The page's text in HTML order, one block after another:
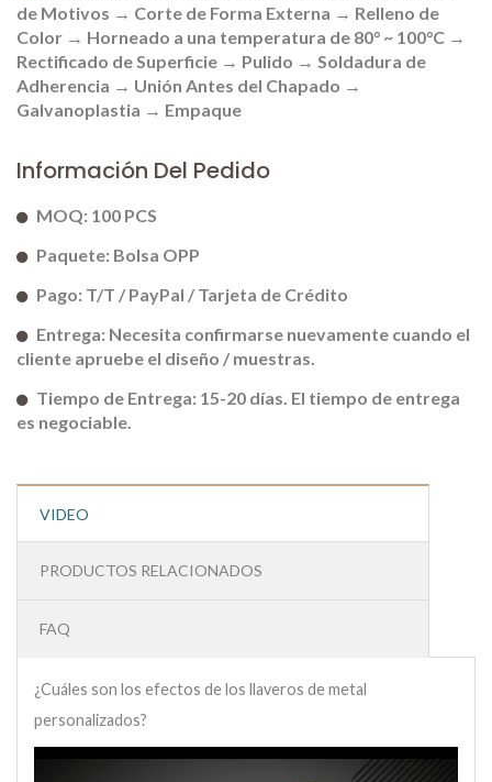
de Motivos → Corte de Forma Externa → Relleno de
Color → Horneado a una temperatura de 80° ~ 100°C →
Rectificado de Superficie → Pulido → Soldadura de
Adherencia → Unión Antes del Chapado →
Galvanoplastia → Empaque
Información Del Pedido
MOQ: 100 PCS
Paquete: Bolsa OPP
Pago: T/T / PayPal / Tarjeta de Crédito
Entrega: Necesita confirmarse nuevamente cuando el
cliente apruebe el diseño / muestras.
Tiempo de Entrega: 15-20 días. El tiempo de entrega
es negociable.
VIDEO
PRODUCTOS RELACIONADOS
FAQ
¿Cuáles son los efectos de los llaveros de metal
personalizados?